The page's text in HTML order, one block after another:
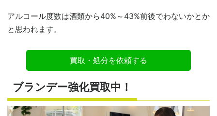
アルコール度数は酒類から40%～43%前後でわないかとか
と思われます。
買取・処分を依頼する
ブランデー強化買取中！